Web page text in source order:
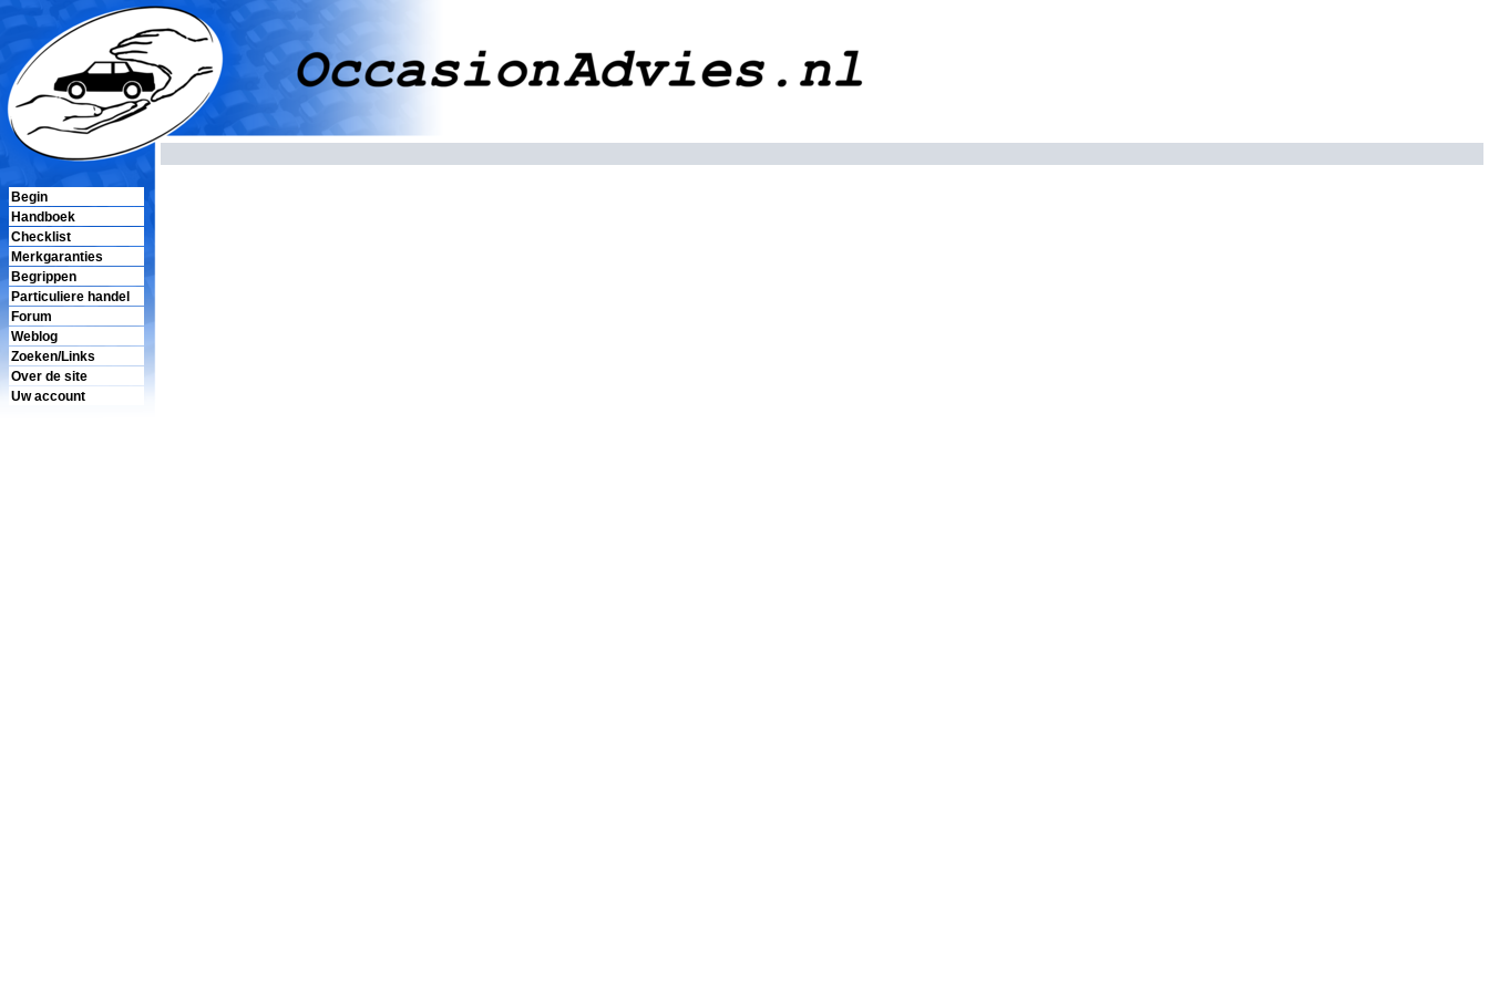
Begin
Handboek
Checklist
Merkgaranties
Begrippen
Particuliere handel
Forum
Weblog
Zoeken/Links
Over de site
Uw account